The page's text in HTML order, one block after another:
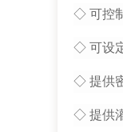
◇ 可控
◇ 可设
◇ 提供
◇ 提供